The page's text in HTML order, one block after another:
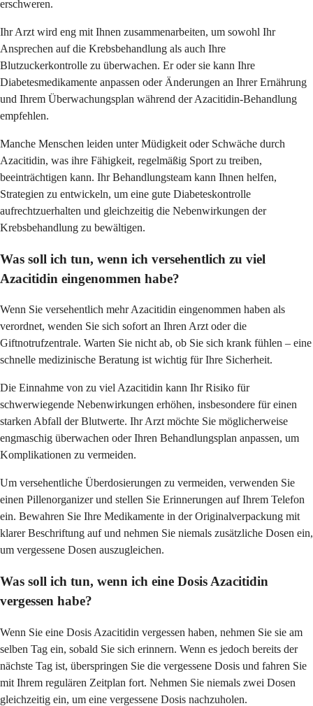
erschweren.
Ihr Arzt wird eng mit Ihnen zusammenarbeiten, um sowohl Ihr
Ansprechen auf die Krebsbehandlung als auch Ihre
Blutzuckerkontrolle zu überwachen. Er oder sie kann Ihre
Diabetesmedikamente anpassen oder Änderungen an Ihrer Ernährung
und Ihrem Überwachungsplan während der Azacitidin-Behandlung
empfehlen.
Manche Menschen leiden unter Müdigkeit oder Schwäche durch
Azacitidin, was ihre Fähigkeit, regelmäßig Sport zu treiben,
beeinträchtigen kann. Ihr Behandlungsteam kann Ihnen helfen,
Strategien zu entwickeln, um eine gute Diabeteskontrolle
aufrechtzuerhalten und gleichzeitig die Nebenwirkungen der
Krebsbehandlung zu bewältigen.
Was soll ich tun, wenn ich versehentlich zu viel
Azacitidin eingenommen habe?
Wenn Sie versehentlich mehr Azacitidin eingenommen haben als
verordnet, wenden Sie sich sofort an Ihren Arzt oder die
Giftnotrufzentrale. Warten Sie nicht ab, ob Sie sich krank fühlen – eine
schnelle medizinische Beratung ist wichtig für Ihre Sicherheit.
Die Einnahme von zu viel Azacitidin kann Ihr Risiko für
schwerwiegende Nebenwirkungen erhöhen, insbesondere für einen
starken Abfall der Blutwerte. Ihr Arzt möchte Sie möglicherweise
engmaschig überwachen oder Ihren Behandlungsplan anpassen, um
Komplikationen zu vermeiden.
Um versehentliche Überdosierungen zu vermeiden, verwenden Sie
einen Pillenorganizer und stellen Sie Erinnerungen auf Ihrem Telefon
ein. Bewahren Sie Ihre Medikamente in der Originalverpackung mit
klarer Beschriftung auf und nehmen Sie niemals zusätzliche Dosen ein,
um vergessene Dosen auszugleichen.
Was soll ich tun, wenn ich eine Dosis Azacitidin
vergessen habe?
Wenn Sie eine Dosis Azacitidin vergessen haben, nehmen Sie sie am
selben Tag ein, sobald Sie sich erinnern. Wenn es jedoch bereits der
nächste Tag ist, überspringen Sie die vergessene Dosis und fahren Sie
mit Ihrem regulären Zeitplan fort. Nehmen Sie niemals zwei Dosen
gleichzeitig ein, um eine vergessene Dosis nachzuholen.